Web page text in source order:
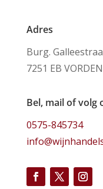
Adres
Burg.
7251 EB VORDEN
Bel, mail of volg
0575-845734